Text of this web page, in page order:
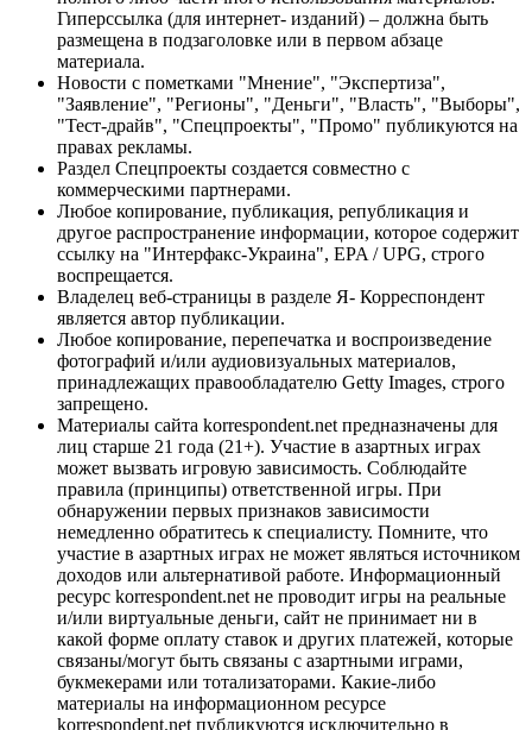
Гиперссылка (для интернет- изданий) – должна быть
размещена в подзаголовке или в первом абзаце
материала.
Новости с пометками "Мнение", "Экспертиза",
"Заявление", "Регионы", "Деньги", "Власть", "Выборы",
"Тест-драйв", "Спецпроекты", "Промо" публикуются на
правах рекламы.
Раздел Спецпроекты создается совместно с
коммерческими партнерами.
Любое копирование, публикация, републикация и
другое распространение информации, которое содержит
ссылку на "Интерфакс-Украина", EPA / UPG, строго
воспрещается.
Владелец веб-страницы в разделе Я- Корреспондент
является автор публикации.
Любое копирование, перепечатка и воспроизведение
фотографий и/или аудиовизуальных материалов,
принадлежащих правообладателю Getty Images, строго
запрещено.
Материалы сайта korrespondent.net предназначены для
лиц старше 21 года (21+). Участие в азартных играх
может вызвать игровую зависимость. Соблюдайте
правила (принципы) ответственной игры. При
обнаружении первых признаков зависимости
немедленно обратитесь к специалисту. Помните, что
участие в азартных играх не может являться источником
доходов или альтернативой работе. Информационный
ресурс korrespondent.net не проводит игры на реальные
и/или виртуальные деньги, сайт не принимает ни в
какой форме оплату ставок и других платежей, которые
связаны/могут быть связаны с азартными играми,
букмекерами или тотализаторами. Какие-либо
материалы на информационном ресурсе
korrespondent.net публикуются исключительно в